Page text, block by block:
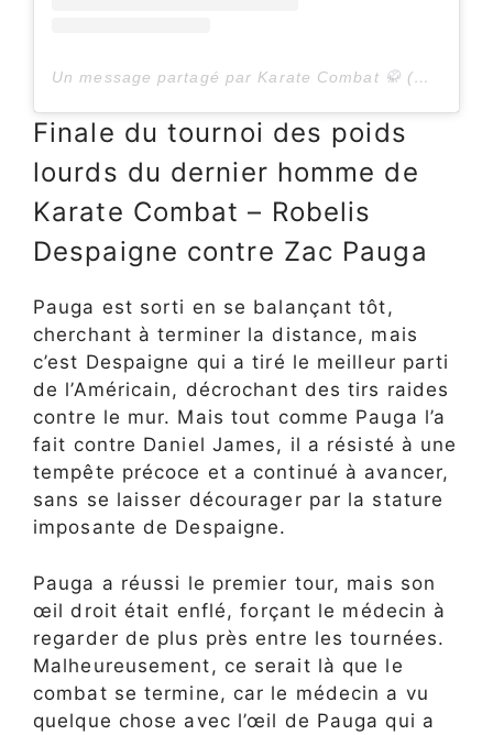
Un message partagé par Karate Combat 🥋 (@KarateCombat)
Finale du tournoi des poids
lourds du dernier homme de
Karate Combat – Robelis
Despaigne contre Zac Pauga
Pauga est sorti en se balançant tôt,
cherchant à terminer la distance, mais
c’est Despaigne qui a tiré le meilleur parti
de l’Américain, décrochant des tirs raides
contre le mur. Mais tout comme Pauga l’a
fait contre Daniel James, il a résisté à une
tempête précoce et a continué à avancer,
sans se laisser décourager par la stature
imposante de Despaigne.
Pauga a réussi le premier tour, mais son
œil droit était enflé, forçant le médecin à
regarder de plus près entre les tournées.
Malheureusement, ce serait là que le
combat se termine, car le médecin a vu
quelque chose avec l’œil de Pauga qui a